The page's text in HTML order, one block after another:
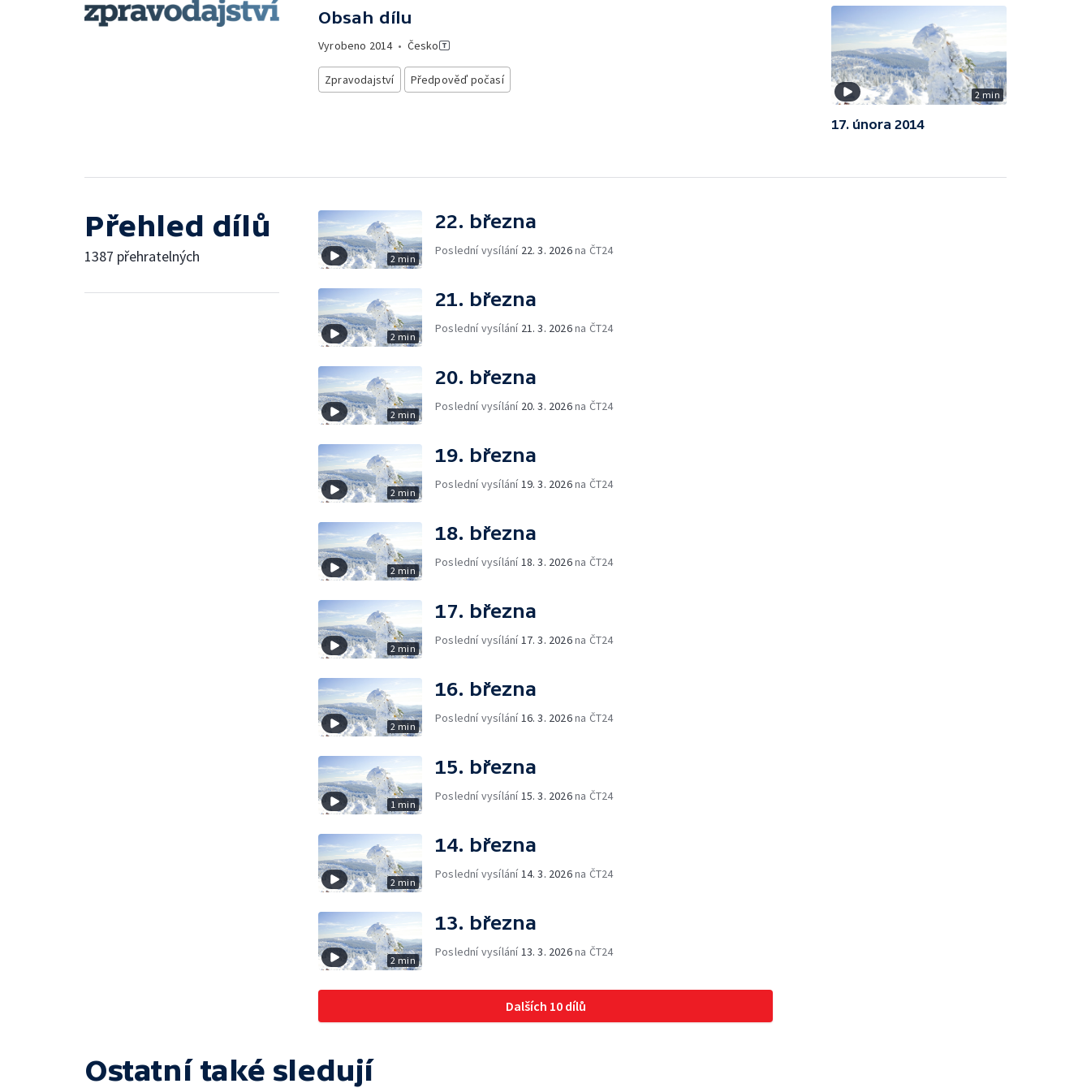
Obsah dílu
Vyrobeno 2014• Česko
Zpravodajství Předpověď počasí
2 min
17. února 2014
Přehled dílů
1387 přehratelných 2 min
22. března
Poslední vysílání 22. 3. 2026na ČT24
2 min
21. března
Poslední vysílání 21. 3. 2026na ČT24
2 min
20. března
Poslední vysílání 20. 3. 2026na ČT24
2 min
19. března
Poslední vysílání 19. 3. 2026na ČT24
2 min
18. března
Poslední vysílání 18. 3. 2026na ČT24
2 min
17. března
Poslední vysílání 17. 3. 2026na ČT24
2 min
16. března
Poslední vysílání 16. 3. 2026na ČT24
1 min
15. března
Poslední vysílání 15. 3. 2026na ČT24
2 min
14. března
Poslední vysílání 14. 3. 2026na ČT24
2 min
13. března
Poslední vysílání 13. 3. 2026na ČT24
Dalších 10 dílů
Ostatní také sledují